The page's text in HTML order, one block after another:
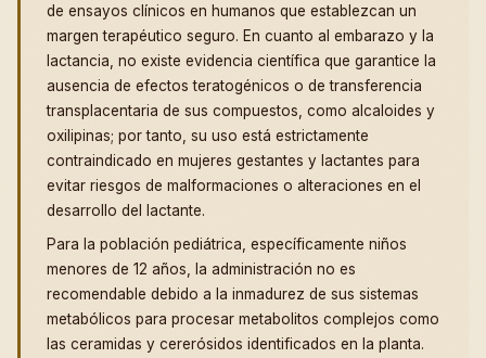
de ensayos clínicos en humanos que establezcan un
margen terapéutico seguro. En cuanto al embarazo y la
lactancia, no existe evidencia científica que garantice la
ausencia de efectos teratogénicos o de transferencia
transplacentaria de sus compuestos, como alcaloides y
oxilipinas; por tanto, su uso está estrictamente
contraindicado en mujeres gestantes y lactantes para
evitar riesgos de malformaciones o alteraciones en el
desarrollo del lactante.
Para la población pediátrica, específicamente niños
menores de 12 años, la administración no es
recomendable debido a la inmadurez de sus sistemas
metabólicos para procesar metabolitos complejos como
las ceramidas y cererósidos identificados en la planta.